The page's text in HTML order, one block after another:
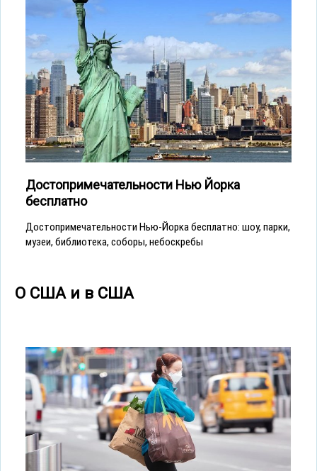
Достопримечательности Нью Йорка
бесплатно
Достопримечательности Нью-Йорка бесплатно: шоу, парки,
музеи, библиотека, соборы, небоскребы
О США и в США